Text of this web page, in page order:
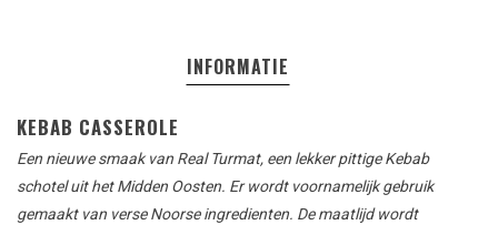
INFORMATIE
KEBAB CASSEROLE
Een nieuwe smaak van Real Turmat, een lekker pittige Kebab
schotel uit het Midden Oosten. Er wordt voornamelijk gebruik
gemaakt van verse Noorse ingredienten. De maatlijd wordt